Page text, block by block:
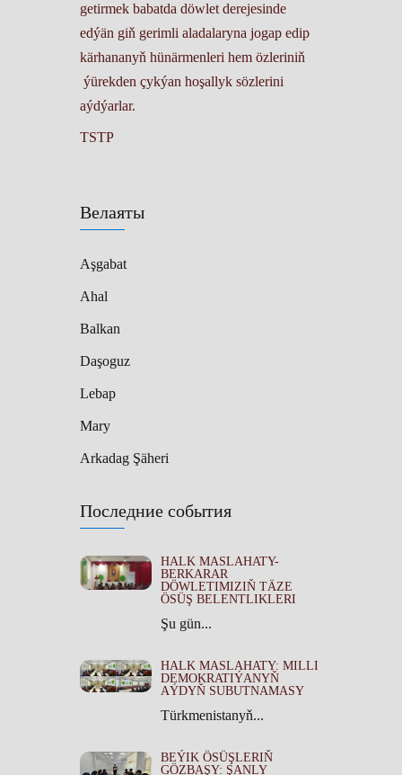
Велаяты
Aşgabat
Ahal
Balkan
Daşoguz
Lebap
Mary
Arkadag Şäheri
Последние события
HALK MASLAHATY-
BERKARAR
DÖWLETIMIZIŇ TÄZE
ÖSÜŞ BELENTLIKLERI
Şu gün...
HALK MASLAHATY: MILLI
DEMOKRATIÝANYŇ
AÝDYŇ SUBUTNAMASY
Türkmenistanyň...
BEÝIK ÖSÜŞLERIŇ
GÖZBAŞY: ŞANLY
getirmek babatda döwlet derejesinde
edýän giň gerimli aladalaryna jogap edip
kärhananyň hünärmenleri hem özleriniň
ýürekden çykýan hoşallyk sözlerini
aýdýarlar.
TSTP